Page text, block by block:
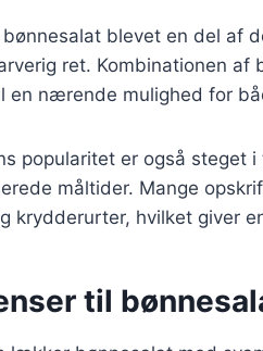
bønnesalat blevet en del af
ret. Kombinationen af
en nærende mulighed for
popularitet er også steget
måltider. Mange
krydderurter, hvilket giver
til